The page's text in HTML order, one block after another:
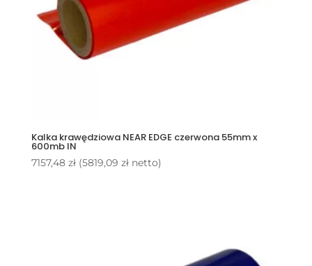
Kalka krawędziowa NEAR EDGE czerwona 55mm x
600mb IN
7157,48 zł (5819,09 złnetto)